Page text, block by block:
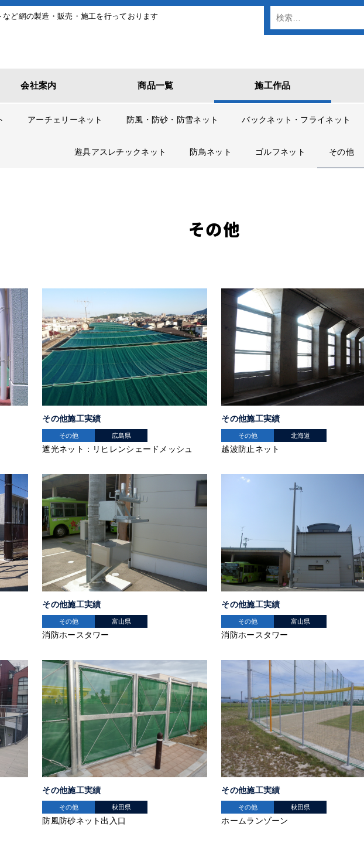
ど網の製造・販売・施工を行っております
会社案内 商品一覧 施工作品
アーチェリーネット 防風・防砂・防雪ネット バックネット・フライネット
遊具アスレチックネット 防鳥ネット ゴルフネット その他
その他
その他施工実績
その他 広島県
遮光ネット：リヒレンシェードメッシュ
その他施工実績
その他 北海道
越波防止ネット
その他施工実績
その他 富山県
消防ホースタワー
その他施工実績
その他 富山県
消防ホースタワー
その他施工実績
その他 秋田県
防風防砂ネット出入口
その他施工実績
その他 秋田県
ホームランゾーン